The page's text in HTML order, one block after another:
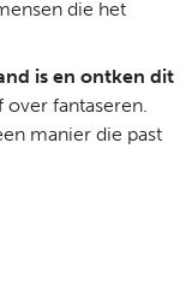
die het
is en ontken dit
over fantaseren.
manier die past